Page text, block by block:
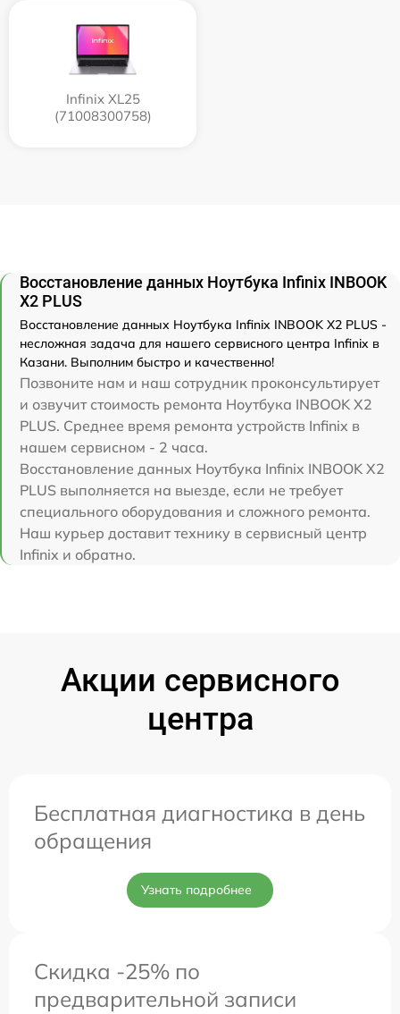
Infinix XL25
(71008300758)
Восстановление данных Ноутбука Infinix INBOOK
X2 PLUS
Восстановление данных Ноутбука Infinix INBOOK X2 PLUS -
несложная задача для нашего сервисного центра Infinix в
Казани. Выполним быстро и качественно!
Позвоните нам и наш сотрудник проконсультирует
и озвучит стоимость ремонта Ноутбука INBOOK X2
PLUS. Среднее время ремонта устройств Infinix в
нашем сервисном - 2 часа.
Восстановление данных Ноутбука Infinix INBOOK X2
PLUS выполняется на выезде, если не требует
специального оборудования и сложного ремонта.
Наш курьер доставит технику в сервисный центр
Infinix и обратно.
Акции сервисного
центра
Бесплатная диагностика в день
обращения
Узнать подробнее
Скидка -25% по
предварительной записи